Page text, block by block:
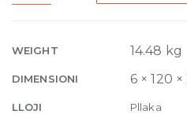
Glossy
120
x
WEIGHT 14.48 kg
DIMENSIONI 6 × 120
LLOJI Pllaka